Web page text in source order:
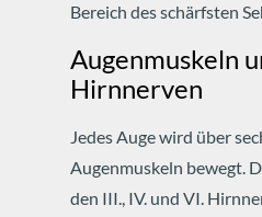
Bereich des schärfsten
Augenmuskeln
Hirnnerven
Jedes Auge wird über
Augenmuskeln bewegt.
den III., IV. und VI.